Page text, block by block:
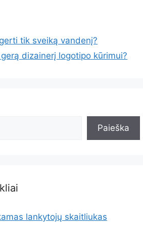
tik sveiką vandenį?
dizainerį logotipo kūrimui?
Paieška